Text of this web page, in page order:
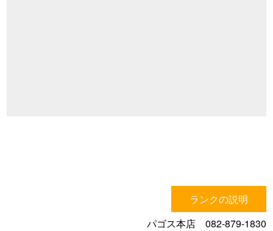
ランクの説明
パゴス本店 082-879-1830